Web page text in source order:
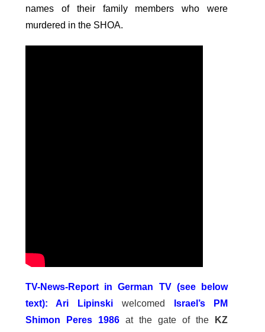
names of their family members who were
murdered in the SHOA.
TV-News-Report in German TV (see below
text): Ari Lipinski welcomed
Israel’s PM
Shimon Peres 1986at the gate of the KZ